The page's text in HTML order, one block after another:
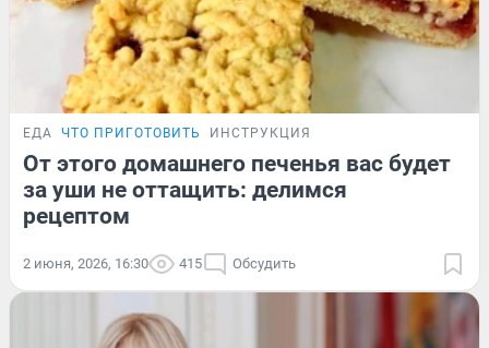
ЕДА ЧТО ПРИГОТОВИТЬ ИНСТРУКЦИЯ
От этого домашнего печенья вас будет
за уши не оттащить: делимся
рецептом
2 июня, 2026, 16:30 415 Обсудить